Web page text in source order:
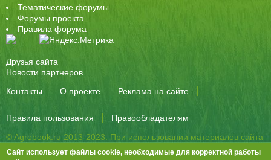
Тематические форумы
Форумы проекта
Правила форума
Друзья сайта
Новости партнеров
Контакты
О проекте Реклама на сайте
Правила пользования
Правообладателям
© Agrobook.ru 2013-2023. При использовании материалов сайта
активная ссылка на публикацию обязательна.
Сайт использует файлы cookie, необходимые для корректной работы